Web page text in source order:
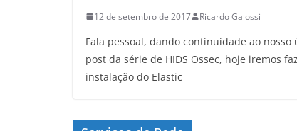
12 de setembro de 2017 Ricardo Galossi
Fala pessoal, dando continuidade ao nosso
post da série de HIDS Ossec, hoje iremos
instalação do Elastic